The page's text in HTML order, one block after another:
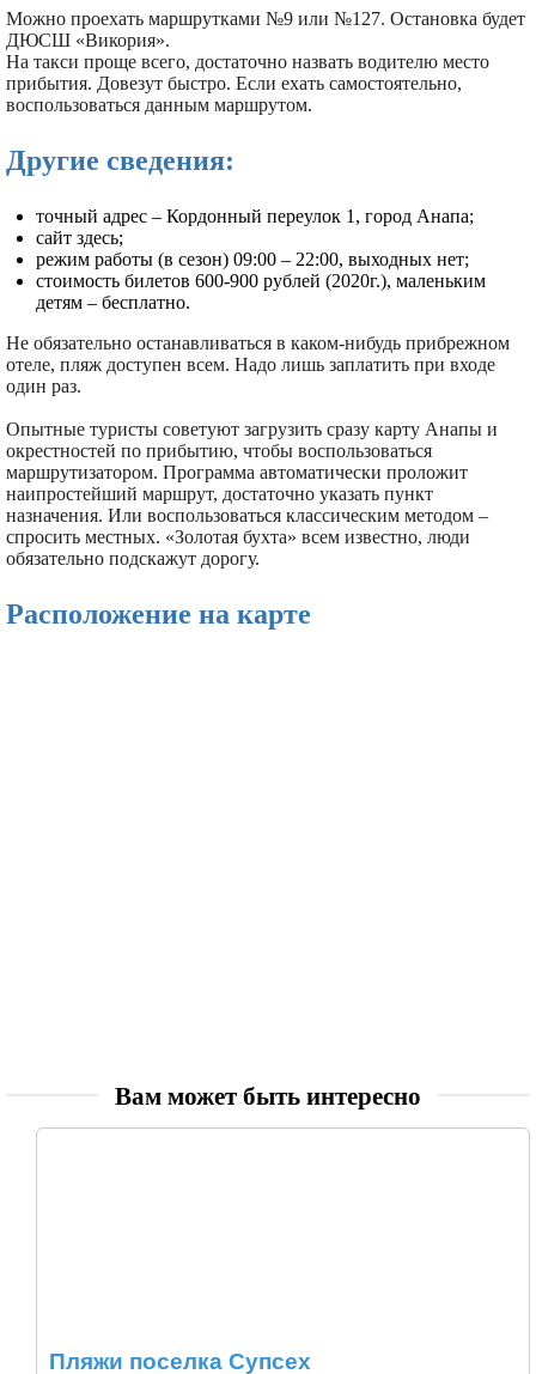
Можно проехать маршрутками №9 или №127. Остановка будет
ДЮСШ «Викория».
На такси проще всего, достаточно назвать водителю место
прибытия. Довезут быстро. Если ехать самостоятельно,
воспользоваться данным маршрутом.
Другие сведения:
точный адрес – Кордонный переулок 1, город Анапа;
сайт здесь;
режим работы (в сезон) 09:00 – 22:00, выходных нет;
стоимость билетов 600-900 рублей (2020г.), маленьким
детям – бесплатно.
Не обязательно останавливаться в каком-нибудь прибрежном
отеле, пляж доступен всем. Надо лишь заплатить при входе
один раз.
Опытные туристы советуют загрузить сразу карту Анапы и
окрестностей по прибытию, чтобы воспользоваться
маршрутизатором. Программа автоматически проложит
наипростейший маршрут, достаточно указать пункт
назначения. Или воспользоваться классическим методом –
спросить местных. «Золотая бухта» всем известно, люди
обязательно подскажут дорогу.
Расположение на карте
Вам может быть интересно
Пляжи поселка Супсех